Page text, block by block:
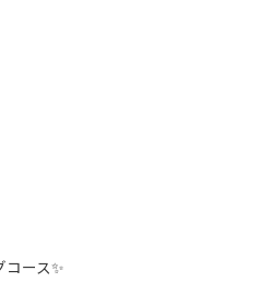
ース✨️